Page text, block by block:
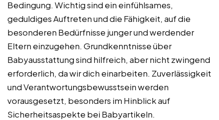
Bedingung. Wichtig sind ein einfühlsames,
geduldiges Auftreten und die Fähigkeit, auf die
besonderen Bedürfnisse junger und werdender
Eltern einzugehen. Grundkenntnisse über
Babyausstattung sind hilfreich, aber nicht zwingend
erforderlich, da wir dich einarbeiten. Zuverlässigkeit
und Verantwortungsbewusstsein werden
vorausgesetzt, besonders im Hinblick auf
Sicherheitsaspekte bei Babyartikeln.